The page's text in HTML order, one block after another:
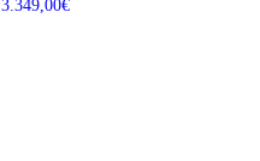
3.349,00€